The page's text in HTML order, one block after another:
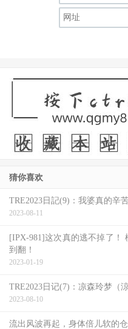
猜你喜欢
TRE2023日記(9)：我婆真的辛苦
2023-08-11
[IPX-981]这次真的逃不掉了！
到翻！
2023-01-19
TRE2023日记(7)：凉森玲梦（
2023-08-10
流出风波再起，身体倍儿软的仓